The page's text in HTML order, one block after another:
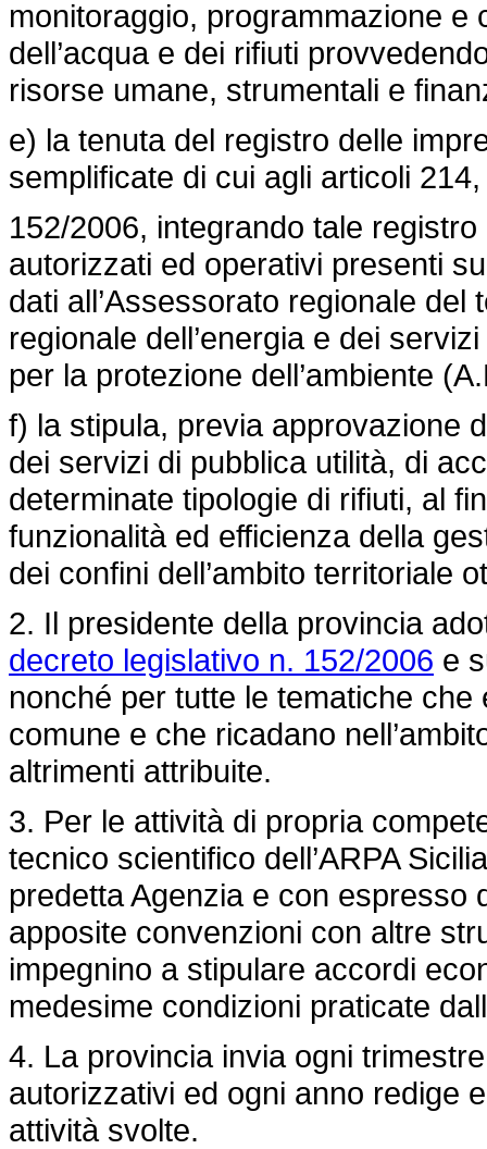
monitoraggio, programmazione e
dell’acqua e dei rifiuti
risorse umane, strumentali e
e) la tenuta del registro delle
semplificate di cui agli articoli
152/2006, integrando tale
autorizzati ed operativi presenti
dati all’Assessorato regionale del
regionale dell’energia e dei
per la protezione dell’ambiente
f) la stipula, previa approvazione
dei servizi di pubblica utilità, di
determinate tipologie di rifiuti, al
funzionalità ed efficienza della
dei confini dell’ambito territoriale
2. Il presidente della provincia
decreto legislativo n. 152/2006 e
nonché per tutte le tematiche
comune e che ricadano
altrimenti attribuite.
3. Per le attività di propria
tecnico scientifico dell’ARPA
predetta Agenzia e con espresso
apposite convenzioni con altre
impegnino a stipulare accordi
medesime condizioni praticate
4. La provincia invia ogni
autorizzativi ed ogni anno redige
attività svolte.